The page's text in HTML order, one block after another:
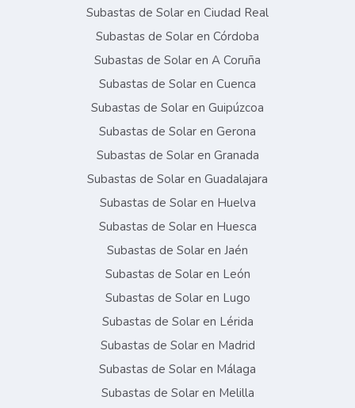
Subastas de Solar en Ciudad Real
Subastas de Solar en Córdoba
Subastas de Solar en A Coruña
Subastas de Solar en Cuenca
Subastas de Solar en Guipúzcoa
Subastas de Solar en Gerona
Subastas de Solar en Granada
Subastas de Solar en Guadalajara
Subastas de Solar en Huelva
Subastas de Solar en Huesca
Subastas de Solar en Jaén
Subastas de Solar en León
Subastas de Solar en Lugo
Subastas de Solar en Lérida
Subastas de Solar en Madrid
Subastas de Solar en Málaga
Subastas de Solar en Melilla